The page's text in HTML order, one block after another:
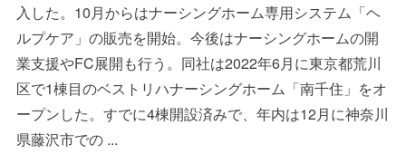
入した。10月からはナーシングホーム専用システム「ヘ
ルプケア」の販売を開始。今後はナーシングホームの開
業支援やFC展開も行う。同社は2022年6月に東京都荒川
区で1棟目のベストリハナーシングホーム「南千住」をオ
ープンした。すでに4棟開設済みで、年内は12月に神奈川
県藤沢市での ...